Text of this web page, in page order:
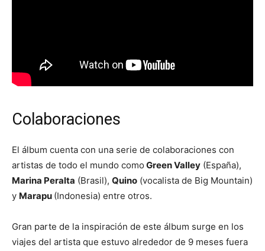
Colaboraciones
El álbum cuenta con una serie de colaboraciones con
artistas de todo el mundo como Green Valley (España),
Marina Peralta (Brasil), Quino (vocalista de Big Mountain)
y Marapu (Indonesia) entre otros.
Gran parte de la inspiración de este álbum surge en los
viajes del artista que estuvo alrededor de 9 meses fuera